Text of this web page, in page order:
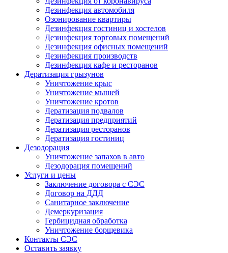
Дезинфекция автомобиля
Озонирование квартиры
Дезинфекция гостиниц и хостелов
Дезинфекция торговых помещений
Дезинфекция офисных помещений
Дезинфекция производств
Дезинфекция кафе и ресторанов
Дератизация грызунов
Уничтожение крыс
Уничтожение мышей
Уничтожение кротов
Дератизация подвалов
Дератизация предприятий
Дератизация ресторанов
Дератизация гостиниц
Дезодорация
Уничтожение запахов в авто
Дезодорация помещений
Услуги и цены
Заключение договора с СЭС
Договор на ДДД
Санитарное заключение
Демеркуризация
Гербицидная обработка
Уничтожение борщевика
Контакты СЭС
Оставить заявку